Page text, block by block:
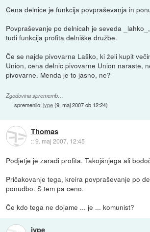
Cena delnice je funkcija povpraševanja in
Povpraševanje po delnicah je seveda
tudi funkcija profita delniške družbe.
Če se najde pivovarna Laško, ki želi kupit
Union, cena delnic pivovarne Union naraste,
pivovarne. Menda je to jasno, ne?
Zgodovina sprememb…
spremenilo:jype(9. maj 2007 ob 12:24)
Thomas
::9. maj 2007, 12:45
Podjetje je zaradi profita. Takojšnjega ali
Pričakovanje tega, kreira povpraševanje po
ponudbo. S tem pa ceno.
Če kdo tega ne dojame ... je ... komunist?
jype